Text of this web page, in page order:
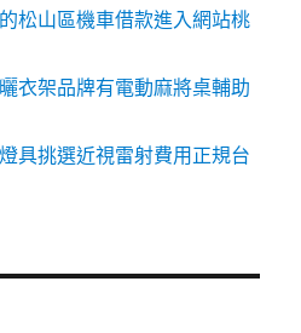
松山區機車借款進入網站桃
衣架品牌有電動麻將桌輔助
具挑選近視雷射費用正規台